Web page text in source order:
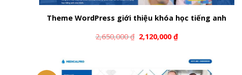
Theme WordPress giới thiệu khóa học tiếng anh
2,650,000₫ 2,120,000₫